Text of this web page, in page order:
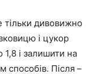
тільки дивовижно
і цукор
1,8 і залишити на
способів. Після –